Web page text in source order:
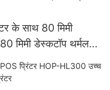
के साथ 80 मिमी
मिमी डेस्कटॉप थर्मल